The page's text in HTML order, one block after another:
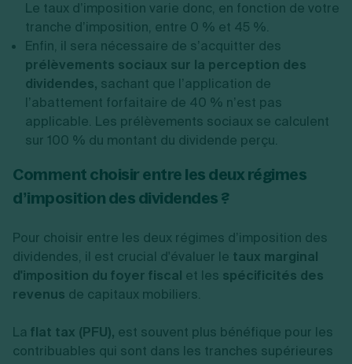
Le taux d’imposition varie donc, en fonction de votre
tranche d’imposition, entre 0 % et 45 %.
Enfin, il sera nécessaire de s’acquitter des
prélèvements sociaux sur la perception des
dividendes, sachant que l’application de
l’abattement forfaitaire de 40 % n’est pas
applicable. Les prélèvements sociaux se calculent
sur 100 % du montant du dividende perçu.
Comment choisir entre les deux régimes
d’imposition des dividendes ?
Pour choisir entre les deux régimes d’imposition des
dividendes, il est crucial d'évaluer le taux marginal
d'imposition du foyer fiscal et les spécificités des
revenus de capitaux mobiliers.
La flat tax (PFU), est souvent plus bénéfique pour les
contribuables qui sont dans les tranches supérieures